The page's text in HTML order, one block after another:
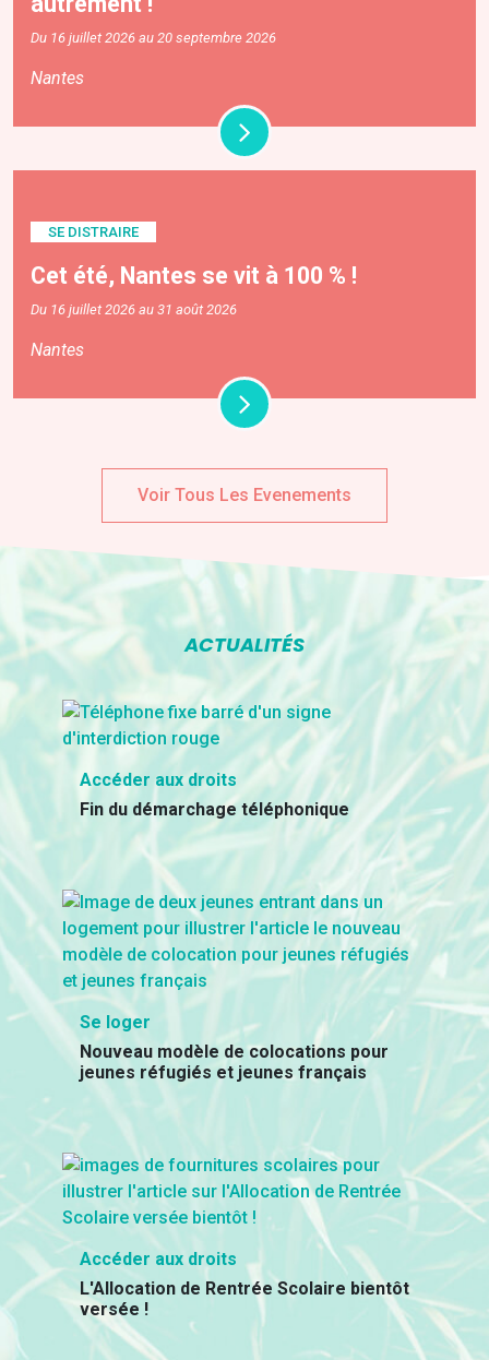
Du 16 juillet 2026 au 20 septembre 2026
Nantes
SE DISTRAIRE
Cet été, Nantes se vit à 100 % !
Du 16 juillet 2026 au 31 août 2026
Nantes
Voir Tous Les Evenements
ACTUALITÉS
Accéder aux droits
Fin du démarchage téléphonique
Se loger
Nouveau modèle de colocations pour
jeunes réfugiés et jeunes français
Accéder aux droits
L'Allocation de Rentrée Scolaire bientôt
versée !